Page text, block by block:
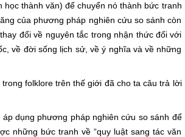
thành văn) để chuyển nó thành bức tranh
của phương pháp nghiên cứu so sánh còn
đổi về nguyên tắc trong nhận thức đối với
về đời sống lịch sử, về ý nghĩa và về những
folklore trên thế giới đã cho ta câu trả lời
dụng phương pháp nghiên cứu so sánh để
những bức tranh về “quy luật sang tác văn